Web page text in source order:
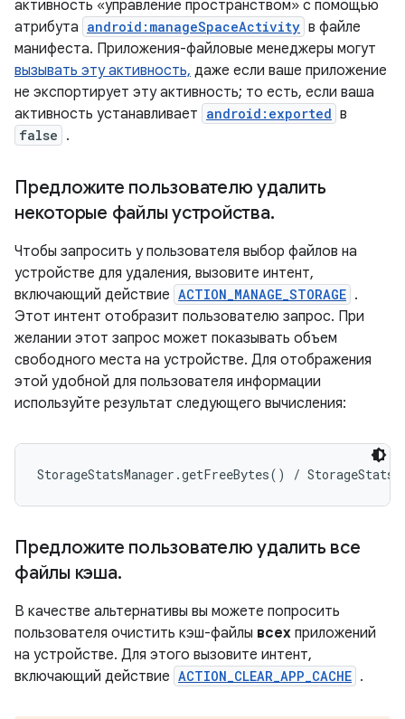
активность «управление пространством» с помощью
атрибута android:manageSpaceActivity в файле
манифеста. Приложения-файловые менеджеры могут
вызывать эту активность, даже если ваше приложение
не экспортирует эту активность; то есть, если ваша
активность устанавливает android:exported в
false .
Предложите пользователю удалить
некоторые файлы устройства.
Чтобы запросить у пользователя выбор файлов на
устройстве для удаления, вызовите интент,
включающий действие ACTION_MANAGE_STORAGE .
Этот интент отобразит пользователю запрос. При
желании этот запрос может показывать объем
свободного места на устройстве. Для отображения
этой удобной для пользователя информации
используйте результат следующего вычисления:
Предложите пользователю удалить все
файлы кэша.
В качестве альтернативы вы можете попросить
пользователя очистить кэш-файлы всех приложений
на устройстве. Для этого вызовите интент,
включающий действие ACTION_CLEAR_APP_CACHE .